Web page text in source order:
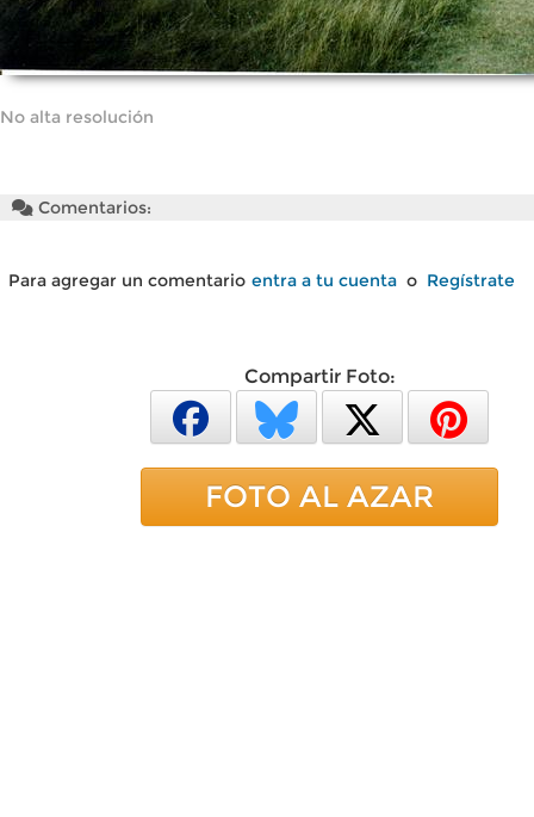
No alta resolución
Comentarios:
Para agregar un comentario entra a tu cuenta o Regístrate
Compartir Foto:
FOTO AL AZAR